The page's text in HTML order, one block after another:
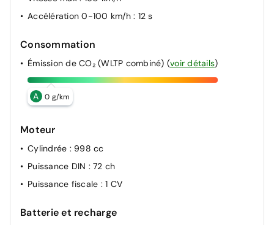
Accélération 0-100 km/h : 12 s
Consommation
Émission de CO₂ (WLTP combiné) (voir détails)
A 0 g/km
Moteur
Cylindrée : 998 cc
Puissance DIN : 72 ch
Puissance fiscale : 1 CV
Batterie et recharge